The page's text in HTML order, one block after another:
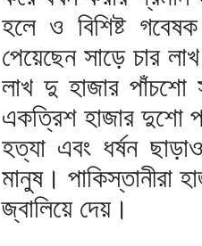
হলে ও বিশিষ্ট
পেয়েছেন সাড়ে চার
লাখ দু হাজার পাঁচশো
একত্রিশ হাজার দুশো
হত্যা এবং ধর্ষন
মানুষ। পাকিস্তানীরা
জ্বালিয়ে দেয়।